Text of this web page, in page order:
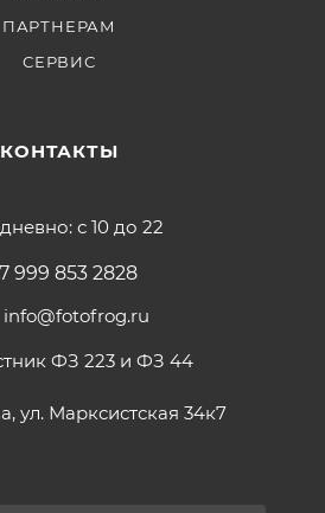
ПАРТНЕРАМ
СЕРВИС
КОНТАКТЫ
с 10 до 22
999 853 2828
info@fotofrog.ru
ФЗ 223 и ФЗ 44
ул. Марксистская 34к7